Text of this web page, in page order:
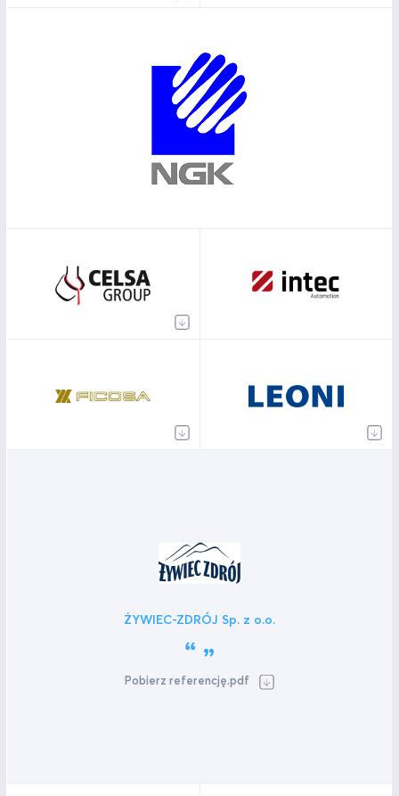
ŻYWIEC-ZDRÓJ Sp. z o.o.
Pobierz referencję.pdf